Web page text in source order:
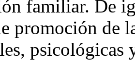
familiar. De
promoción de
psicológicas